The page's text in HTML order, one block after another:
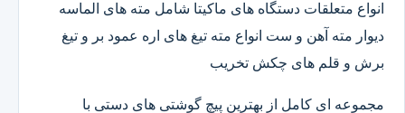
انواع متعلقات دستگاه های ماکیتا شامل مته های الماسه
دیوار مته آهن و ست انواع مته تیغ های اره عمود بر و تیغ
برش و قلم های چکش تخریب
مجموعه ای کامل از بهترین پیچ گوشتی های دستی با